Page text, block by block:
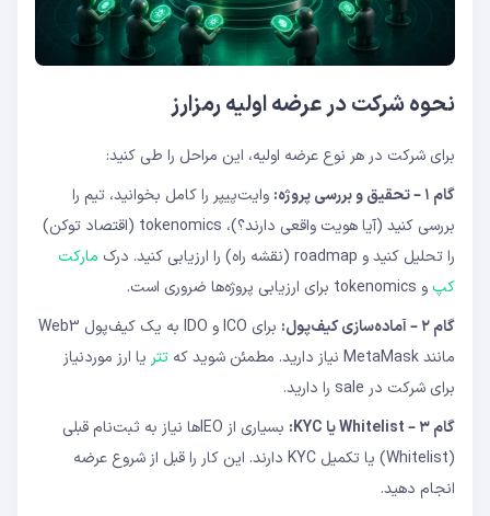
نحوه شرکت در عرضه اولیه رمزارز
برای شرکت در هر نوع عرضه اولیه، این مراحل را طی کنید:
گام ۱ – تحقیق و بررسی پروژه:
وایت‌پیپر را کامل بخوانید، تیم را
بررسی کنید (آیا هویت واقعی دارند؟)، tokenomics (اقتصاد توکن)
را تحلیل کنید و roadmap (نقشه راه) را ارزیابی کنید. درک
مارکت
کپ و tokenomics برای ارزیابی پروژه‌ها ضروری است.
گام ۲ – آماده‌سازی کیف‌پول:
برای ICO و IDO به یک کیف‌پول Web3
مانند MetaMask نیاز دارید. مطمئن شوید که
تتر یا ارز موردنیاز
برای شرکت در sale را دارید.
گام ۳ – Whitelist یا KYC:
بسیاری از IEOها نیاز به ثبت‌نام قبلی
(Whitelist) یا تکمیل KYC دارند. این کار را قبل از شروع عرضه
انجام دهید.